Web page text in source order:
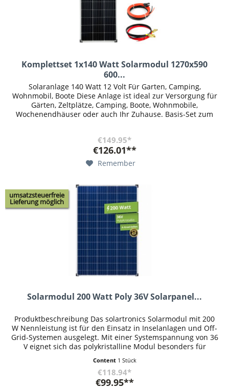
Komplettset 1x140 Watt Solarmodul 1270x590
600...
Solaranlage 140 Watt 12 Volt Für Garten, Camping,
Wohnmobil, Boote Diese Anlage ist ideal zur Versorgung für
Gärten, Zeltplätze, Camping, Boote, Wohnmobile,
Wochenendhäuser oder auch Ihr Zuhause. Basis-Set zum
€149.95*
€126.01**
Remember
umsatzsteuerfreie
Lieferung möglich
Solarmodul 200 Watt Poly 36V Solarpanel...
Produktbeschreibung Das solartronics Solarmodul mit 200
W Nennleistung ist für den Einsatz in Inselanlagen und Off-
Grid-Systemen ausgelegt. Mit einer Systemspannung von 36
V eignet sich das polykristalline Modul besonders für
Content 1 Stück
€118.94*
€99.95**